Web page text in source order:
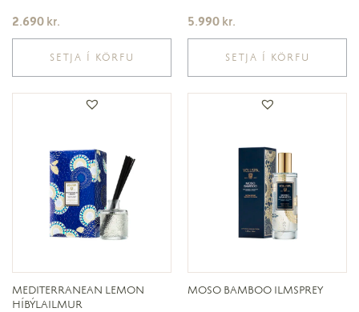
2.690 kr.
SETJA Í KÖRFU
5.990 kr.
SETJA Í KÖRFU
MEDITERRANEAN LEMON
HÍBÝLAILMUR
MOSO BAMBOO ILMSPREY